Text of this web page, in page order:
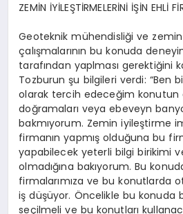
ZEMİN İYİLEŞTİRMELERİNİ İŞİN EHLİ
Geoteknik mühendisliği ve
çalışmalarının bu konuda
tarafından yaplması gerektiğini
Tozburun şu bilgileri verdi: “Ben
olarak tercih edeceğim konutun
doğramaları veya ebeveyn
bakmıyorum. Zemin iyileştirme
firmanın yapmış olduğuna bu
yapabilecek yeterli bilgi birikimi
olmadığına bakıyorum. Bu
firmalarımıza ve bu konutlarda
iş düşüyor. Öncelikle bu konuda
seçilmeli ve bu konutları